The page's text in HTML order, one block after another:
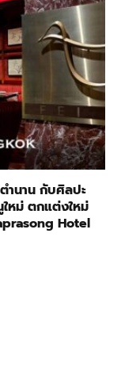
ำนาน กับศิลปะ
หม่ ตกแต่งใหม่
Hotel